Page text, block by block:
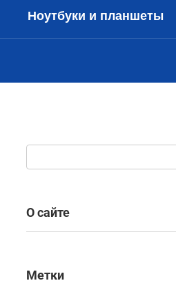
Ноутбуки и планшеты
О сайте
Метки